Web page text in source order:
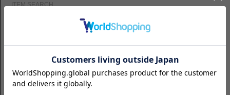
ITEM SEARCH
カジュアルフィット
・ショートスリーブ
・ シャツすべて
・タイトフィット
ネクタイ